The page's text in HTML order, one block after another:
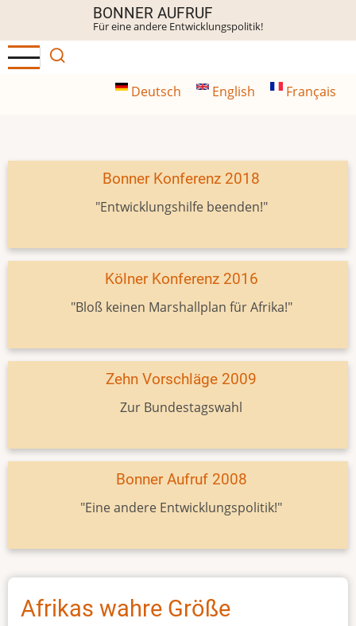
Inhalt
BONNER AUFRUF
Für eine andere Entwicklungspolitik!
Deutsch English Français
Bonner Konferenz 2018
"Entwicklungshilfe beenden!"
Kölner Konferenz 2016
"Bloß keinen Marshallplan für Afrika!"
Zehn Vorschläge 2009
Zur Bundestagswahl
Bonner Aufruf 2008
"Eine andere Entwicklungspolitik!"
Afrikas wahre Größe